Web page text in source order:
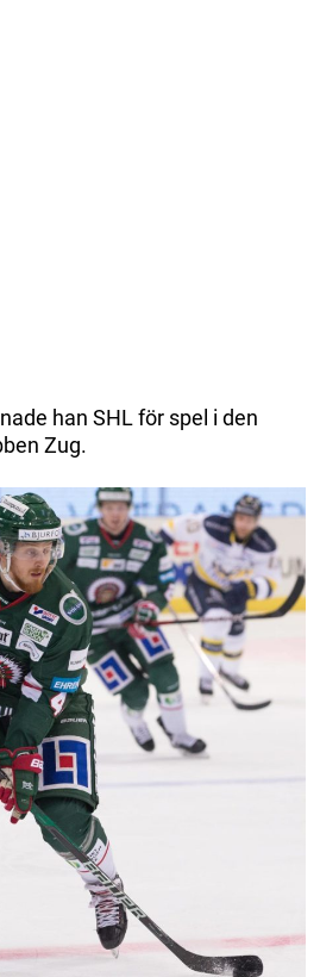
han SHL för spel i den
Zug.